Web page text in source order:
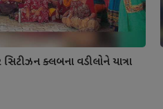
ક્લબના વડીલોને યાત્રા